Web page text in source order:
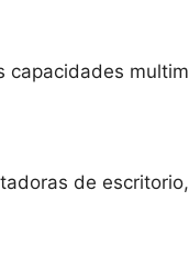
capacidades
de